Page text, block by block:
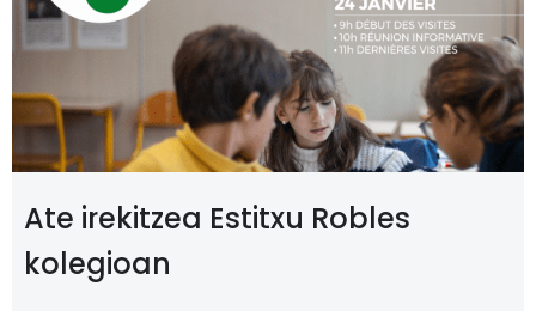
Ate irekitzea Estitxu Robles
kolegioan